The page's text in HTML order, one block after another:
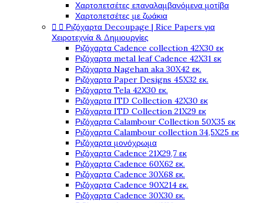
Χαρτοπετσέτες επαναλαμβανόμενα μοτίβα
Χαρτοπετσέτες με ζωάκια
  Ριζόχαρτα Decoupage | Rice Papers για
Χειροτεχνία & Δημιουργίες
Ριζόχαρτα Cadence collection 42X30 εκ
Ριζόχαρτα metal leaf Cadence 42X31 εκ
Ριζόχαρτα Nagehan aka 30X42 εκ.
Ριζόχαρτα Paper Designs 45X32 εκ.
Ριζόχαρτα Tela 42Χ30 εκ.
Ριζόχαρτα ITD Collection 42X30 εκ
Ριζόχαρτα ITD Collection 21X29 εκ
Ριζόχαρτα Calambour Collection 50X35 εκ
Ριζόχαρτα Calambour collection 34,5X25 εκ
Ριζόχαρτα μονόχρωμα
Ριζόχαρτα Cadence 21Χ29,7 εκ
Ριζόχαρτα Cadence 60X62 εκ.
Ριζόχαρτα Cadence 30X68 εκ.
Ριζόχαρτα Cadence 90X214 εκ.
Ριζόχαρτα Cadence 30X30 εκ.